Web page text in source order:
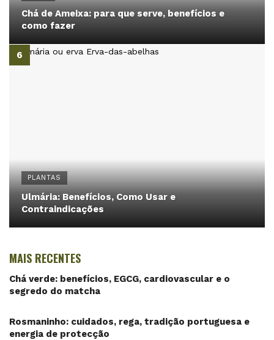
Chá de Ameixa: para que serve, benefícios e
como fazer
PLANTAS
Ulmária: Benefícios, Como Usar e
Contraindicações
MAIS RECENTES
Chá verde: benefícios, EGCG, cardiovascular e o
segredo do matcha
Rosmaninho: cuidados, rega, tradição portuguesa e
energia de protecção